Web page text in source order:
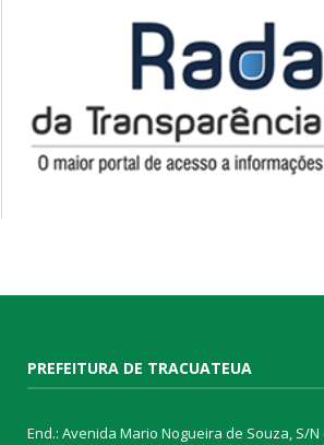
PREFEITURA DE TRACUATEUA
End.: Avenida Mario Nogueira de Souza, S/N